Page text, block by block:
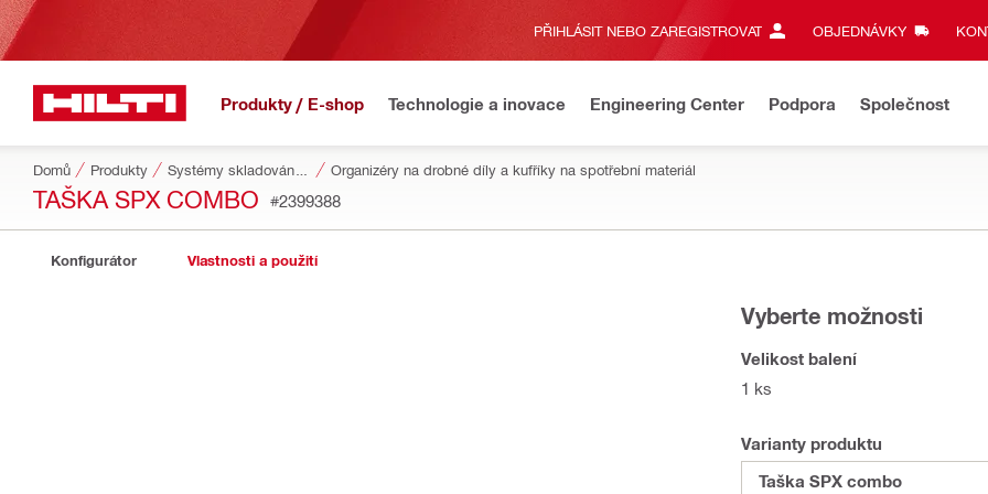
PŘIHLÁSIT NEBO ZAREGISTROVAT OBJEDNÁVKY
Produkty / E-shop Technologie a inovace Engineering Center Podpora Společnost
Domů Produkty Organizéry na drobné díly a kufříky na spotřební materiál
TAŠKA SPX COMBO #2399388
Konfigurátor Vlastnosti a použití
Vyberte možnosti
Velikost balení
1 ks
Varianty produktu
Taška SPX combo